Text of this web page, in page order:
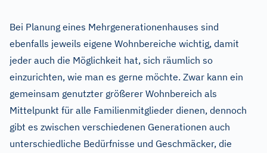
Bei Planung eines Mehrgenerationenhauses sind
ebenfalls jeweils eigene Wohnbereiche wichtig, damit
jeder auch die Möglichkeit hat, sich räumlich so
einzurichten, wie man es gerne möchte. Zwar kann ein
gemeinsam genutzter größerer Wohnbereich als
Mittelpunkt für alle Familienmitglieder dienen, dennoch
gibt es zwischen verschiedenen Generationen auch
unterschiedliche Bedürfnisse und Geschmäcker, die